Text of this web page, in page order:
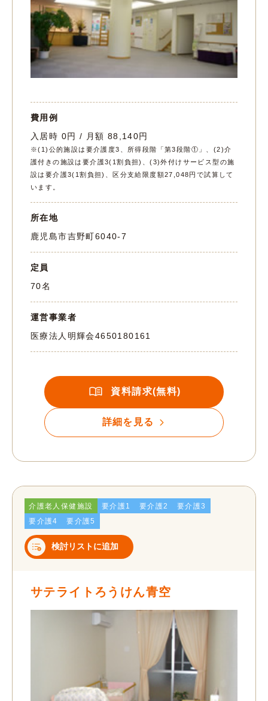
費用例
入居時 0円 / 月額 88,140円
※(1)公的施設は要介護度3、所得段階「第3段階①」、(2)介
護付きの施設は要介護3(1割負担)、(3)外付けサービス型の施
設は要介護3(1割負担)、区分支給限度額27,048円で試算して
います。
所在地
鹿児島市吉野町6040-7
定員
70名
運営事業者
医療法人明輝会4650180161
資料請求(無料)
詳細を見る
介護老人保健施設 要介護1 要介護2
要介護3
要介護4
要介護5
検討リストに追加
サテライトろうけん青空